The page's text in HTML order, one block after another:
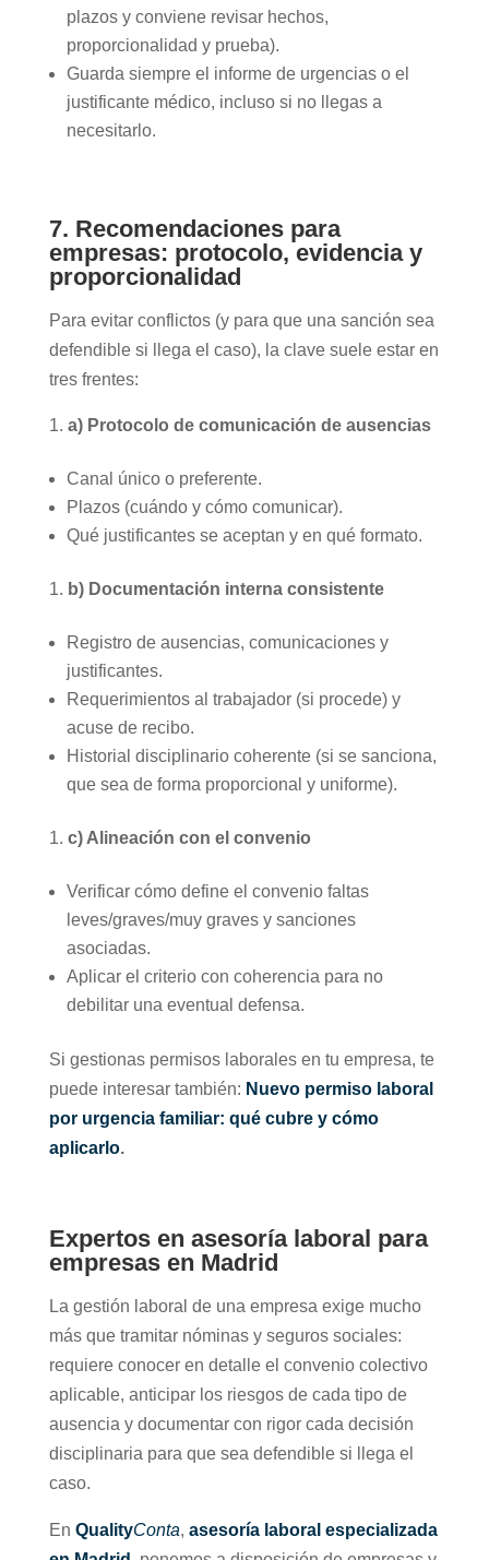
plazos y conviene revisar hechos,
proporcionalidad y prueba).
Guarda siempre el informe de urgencias o el
justificante médico, incluso si no llegas a
necesitarlo.
7. Recomendaciones para
empresas: protocolo, evidencia y
proporcionalidad
Para evitar conflictos (y para que una sanción sea
defendible si llega el caso), la clave suele estar en
tres frentes:
a) Protocolo de comunicación de ausencias
Canal único o preferente.
Plazos (cuándo y cómo comunicar).
Qué justificantes se aceptan y en qué formato.
b) Documentación interna consistente
Registro de ausencias, comunicaciones y
justificantes.
Requerimientos al trabajador (si procede) y
acuse de recibo.
Historial disciplinario coherente (si se sanciona,
que sea de forma proporcional y uniforme).
c) Alineación con el convenio
Verificar cómo define el convenio faltas
leves/graves/muy graves y sanciones
asociadas.
Aplicar el criterio con coherencia para no
debilitar una eventual defensa.
Si gestionas permisos laborales en tu empresa, te
puede interesar también: Nuevo permiso laboral
por urgencia familiar: qué cubre y cómo
aplicarlo.
Expertos en asesoría laboral para
empresas en Madrid
La gestión laboral de una empresa exige mucho
más que tramitar nóminas y seguros sociales:
requiere conocer en detalle el convenio colectivo
aplicable, anticipar los riesgos de cada tipo de
ausencia y documentar con rigor cada decisión
disciplinaria para que sea defendible si llega el
caso.
En QualityConta, asesoría laboral especializada